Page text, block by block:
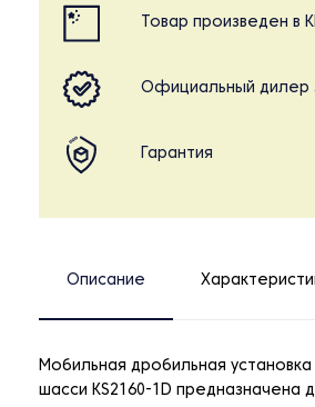
Товар произведен в
Официальный дилер
Гарантия
Описание
Мобильная дробильная
шасси KS2160-1D предназначена